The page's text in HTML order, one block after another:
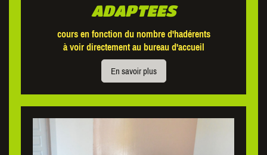
ADAPTEES
cours en fonction du nombre d'hadérents
à voir directement au bureau d'accueil
En savoir plus